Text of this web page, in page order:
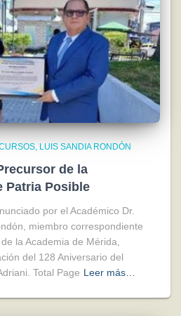
LUIS SANDIA RONDÓN
de la
Patria Posible
por el Académico Dr.
miembro correspondiente
la Academia de Mérida,
del 128 Aniversario del
Total Page Leer más…